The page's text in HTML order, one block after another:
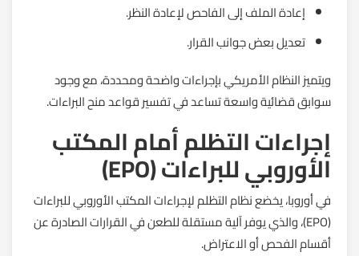
إعادة الملف إلى الفاحص لإعادة النظر.
تعديل بعض جوانب القرار.
ويتميز النظام الأمريكي بإجراءات واضحة ومحددة، مع وجود
سوابق قضائية واسعة تساعد في تفسير قواعد منح البراءات.
إجراءات التظلم أمام المكتب
الأوروبي للبراءات (EPO)
في أوروبا، يخضع نظام التظلم لإجراءات المكتب الأوروبي للبراءات
(EPO)، والذي يوفر آلية مستقلة للطعن في القرارات الصادرة عن
أقسام الفحص أو الاعتراض.